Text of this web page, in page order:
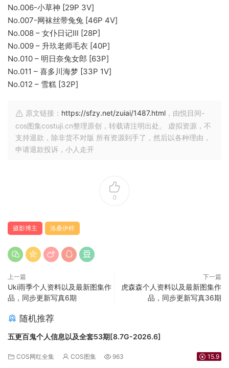
No.006-小草神 [29P 3V]
No.007-网袜丝带兔兔 [46P 4V]
No.008 – 女仆日记Ⅲ [28P]
No.009 – 升玖老师毛衣 [40P]
No.010 – 明日奈兔女郎 [63P]
No.011 – 喜多川海梦 [33P 1V]
No.012 – 雪糕 [32P]
原文链接： https://sfzy.net/zuiai/1487.html ，由悦目间-
cos图集costuji.cn整理原创，转载请注明出处。 虚拟资源，不
支持退款，除非货不对版 所有资源到手了，然后以各种理由，
申请退款投诉，小人走开
0
摄影博主 洛桑伊梓
上一篇
Uki雨季个人资料以及最新图集作
品，同步更新写真6期
下一篇
虎森森个人资料以及最新图集作
品，同步更新写真36期
随机推荐
五更百鬼个人信息以及全套53期[8.7G-2026.6]
COS网红全集 COS图集 963 15.9